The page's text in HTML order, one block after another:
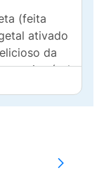
(feita
ativado
da
incrível
o dourado
mundo